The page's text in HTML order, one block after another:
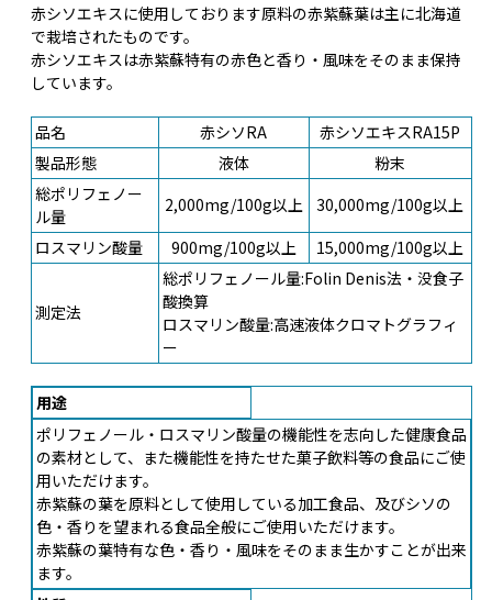
赤シソエキスに使用しております原料の赤紫蘇葉は主に北海道
で栽培されたものです。
赤シソエキスは赤紫蘇特有の赤色と香り・風味をそのまま保持
しています。
品名 赤シソRA
赤シソエキスRA15P
製品形態
液体
粉末
総ポリフェノー
ル量
2,000mg/100g以上
30,000mg/100g以上
ロスマリン酸量
900mg/100g以上 15,000mg/100g以上
測定法
総ポリフェノール量:Folin Denis法・没食子
酸換算
ロスマリン酸量:高速液体クロマトグラフィ
ー
用途
ポリフェノール・ロスマリン酸量の機能性を志向した健康食品
の素材として、また機能性を持たせた菓子飲料等の食品にご使
用いただけます。
赤紫蘇の葉を原料として使用している加工食品、及びシソの
色・香りを望まれる食品全般にご使用いただけます。
赤紫蘇の葉特有な色・香り・風味をそのまま生かすことが出来
ます。